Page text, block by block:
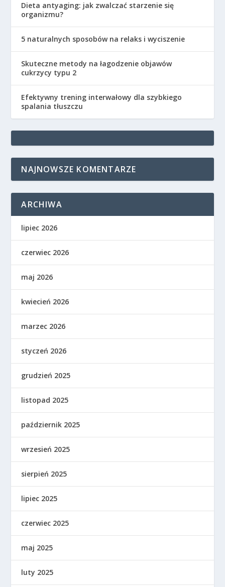
Dieta antyaging: jak zwalczać starzenie się
organizmu?
5 naturalnych sposobów na relaks i wyciszenie
Skuteczne metody na łagodzenie objawów
cukrzycy typu 2
Efektywny trening interwałowy dla szybkiego
spalania tłuszczu
NAJNOWSZE KOMENTARZE
ARCHIWA
lipiec 2026
czerwiec 2026
maj 2026
kwiecień 2026
marzec 2026
styczeń 2026
grudzień 2025
listopad 2025
październik 2025
wrzesień 2025
sierpień 2025
lipiec 2025
czerwiec 2025
maj 2025
luty 2025